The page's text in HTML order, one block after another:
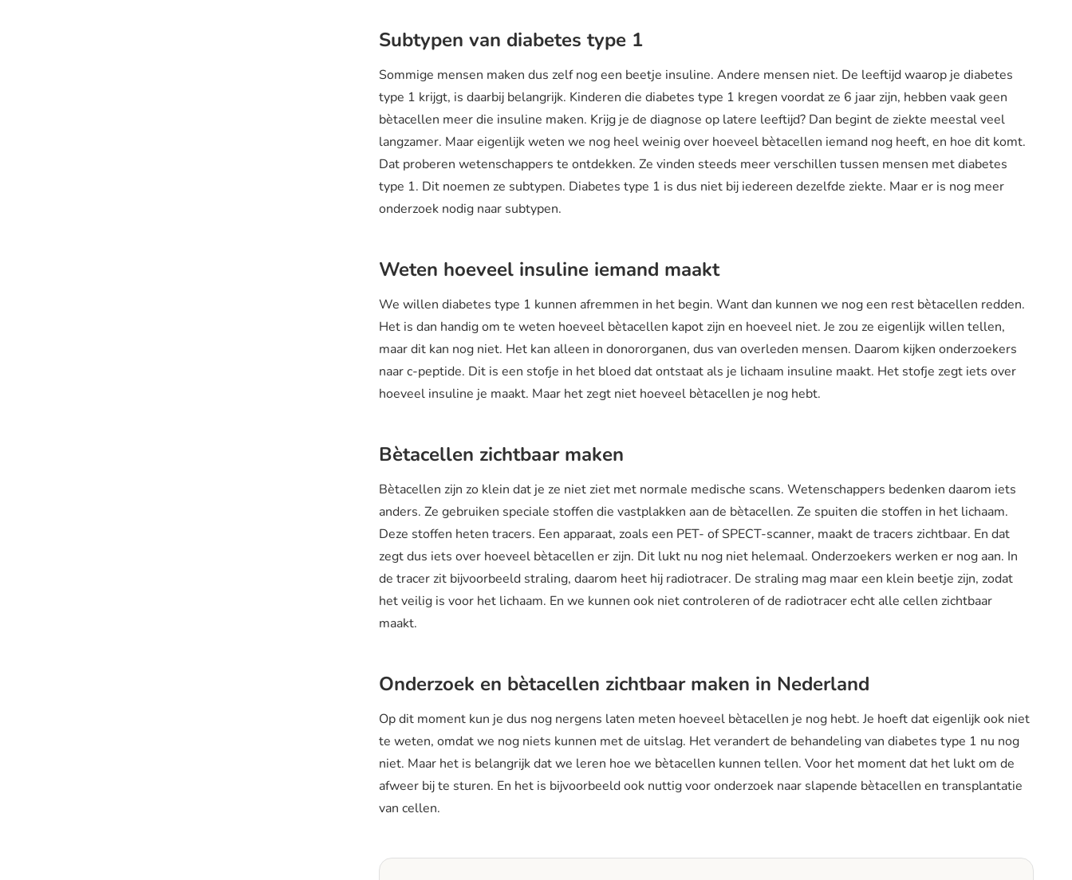
Subtypen van diabetes type 1
Sommige mensen maken dus zelf nog een beetje insuline. Andere mensen niet. De leeftijd waarop je diabetes
type 1 krijgt, is daarbij belangrijk. Kinderen die diabetes type 1 kregen voordat ze 6 jaar zijn, hebben vaak geen
bètacellen meer die insuline maken. Krijg je de diagnose op latere leeftijd? Dan begint de ziekte meestal veel
langzamer. Maar eigenlijk weten we nog heel weinig over hoeveel bètacellen iemand nog heeft, en hoe dit komt.
Dat proberen wetenschappers te ontdekken. Ze vinden steeds meer verschillen tussen mensen met diabetes
type 1. Dit noemen ze subtypen. Diabetes type 1 is dus niet bij iedereen dezelfde ziekte. Maar er is nog meer
onderzoek nodig naar subtypen.
Weten hoeveel insuline iemand maakt
We willen diabetes type 1 kunnen afremmen in het begin. Want dan kunnen we nog een rest bètacellen redden.
Het is dan handig om te weten hoeveel bètacellen kapot zijn en hoeveel niet. Je zou ze eigenlijk willen tellen,
maar dit kan nog niet. Het kan alleen in donororganen, dus van overleden mensen. Daarom kijken onderzoekers
naar c-peptide. Dit is een stofje in het bloed dat ontstaat als je lichaam insuline maakt. Het stofje zegt iets over
hoeveel insuline je maakt. Maar het zegt niet hoeveel bètacellen je nog hebt.
Bètacellen zichtbaar maken
Bètacellen zijn zo klein dat je ze niet ziet met normale medische scans. Wetenschappers bedenken daarom iets
anders. Ze gebruiken speciale stoffen die vastplakken aan de bètacellen. Ze spuiten die stoffen in het lichaam.
Deze stoffen heten tracers. Een apparaat, zoals een PET- of SPECT-scanner, maakt de tracers zichtbaar. En dat
zegt dus iets over hoeveel bètacellen er zijn. Dit lukt nu nog niet helemaal. Onderzoekers werken er nog aan. In
de tracer zit bijvoorbeeld straling, daarom heet hij radiotracer. De straling mag maar een klein beetje zijn, zodat
het veilig is voor het lichaam. En we kunnen ook niet controleren of de radiotracer echt alle cellen zichtbaar
maakt.
Onderzoek en bètacellen zichtbaar maken in Nederland
Op dit moment kun je dus nog nergens laten meten hoeveel bètacellen je nog hebt. Je hoeft dat eigenlijk ook niet
te weten, omdat we nog niets kunnen met de uitslag. Het verandert de behandeling van diabetes type 1 nu nog
niet. Maar het is belangrijk dat we leren hoe we bètacellen kunnen tellen. Voor het moment dat het lukt om de
afweer bij te sturen. En het is bijvoorbeeld ook nuttig voor onderzoek naar slapende bètacellen en transplantatie
van cellen.